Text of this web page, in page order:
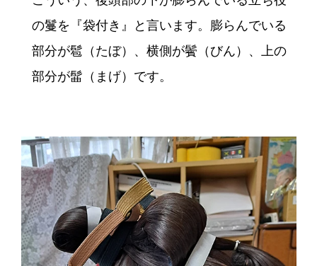
の鬘を『袋付き』と言います。膨らんでいる
部分が髱（たぼ）、横側が鬢（びん）、上の
部分が髷（まげ）です。